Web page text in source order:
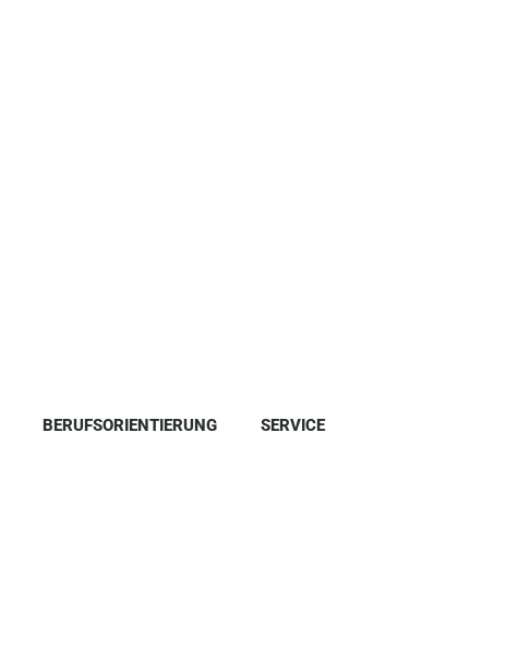
BERUFSORIENTIERUNG SERVICE